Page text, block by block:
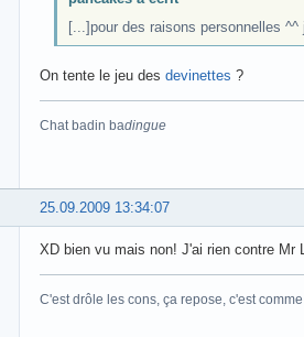
[...]pour des raisons personnelles
On tente le jeu des devinettes ?
Chat badin badingue
25.09.2009 13:34:07
XD bien vu mais non! J'ai rien contre
C'est drôle les cons, ça repose, c'est